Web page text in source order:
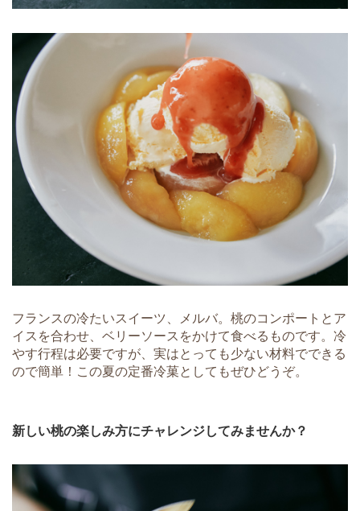
フランスの冷たいスイーツ、メルバ。桃のコンポートとア
イスを合わせ、ベリーソースをかけて食べるものです。冷
やす行程は必要ですが、実はとっても少ない材料でできる
ので簡単！この夏の定番冷菓としてもぜひどうぞ。
新しい桃の楽しみ方にチャレンジしてみませんか？